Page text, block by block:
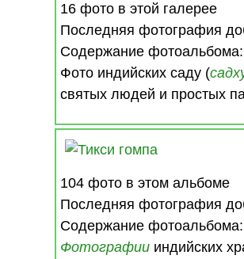
16 фото в этой галерее
Последняя фотография
Содержание фотоальбома:
Фото индийских саду (
святых людей и простых
104 фото в этом альбоме
Последняя фотография
Содержание фотоальбома:
Фотографии индийских